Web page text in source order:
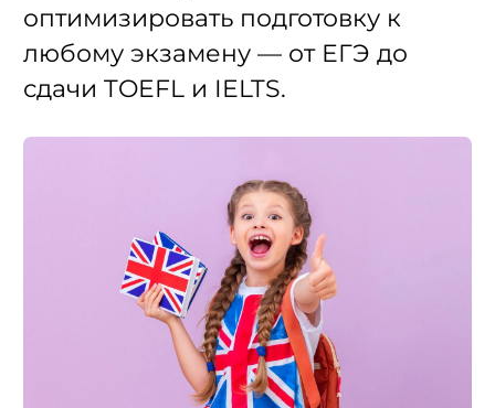
оптимизировать подготовку к
любому экзамену — от ЕГЭ до
сдачи TOEFL и IELTS.